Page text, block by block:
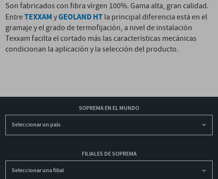
Son fabricados con fibra vírgen 100%. Gama alta, gran calidad.
EntreTEXXAM yGEOLAND HTla principal diferencia está en el
gramaje y el grado de termofijación, a nivel de instalación
Texxam facilta el cortado más las características mecánicas
condicionan la aplicación y la selección del producto.
SOPREMA EN EL MUNDO
Seleccionar un país
FILIALES DE SOPREMA
Seleccionar una filial